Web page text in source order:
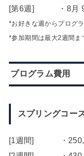
[第6週] ・8月 9
*お好きな週からプログ
*参加期間は最大2週間ま
プログラム費用
スプリングコー
[1週間] ・